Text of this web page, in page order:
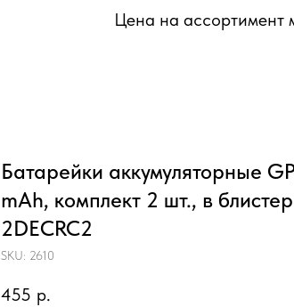
Цена на ассортимент
Батарейки аккумуляторные
mAh, комплект 2 шт., в
2DECRC2
SKU: 2610
455 р.